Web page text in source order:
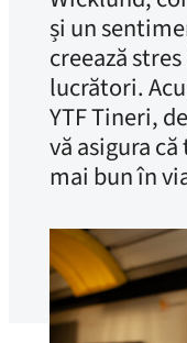
și un
creează
lucrători.
YTF Tineri,
vă asigura
mai bun în